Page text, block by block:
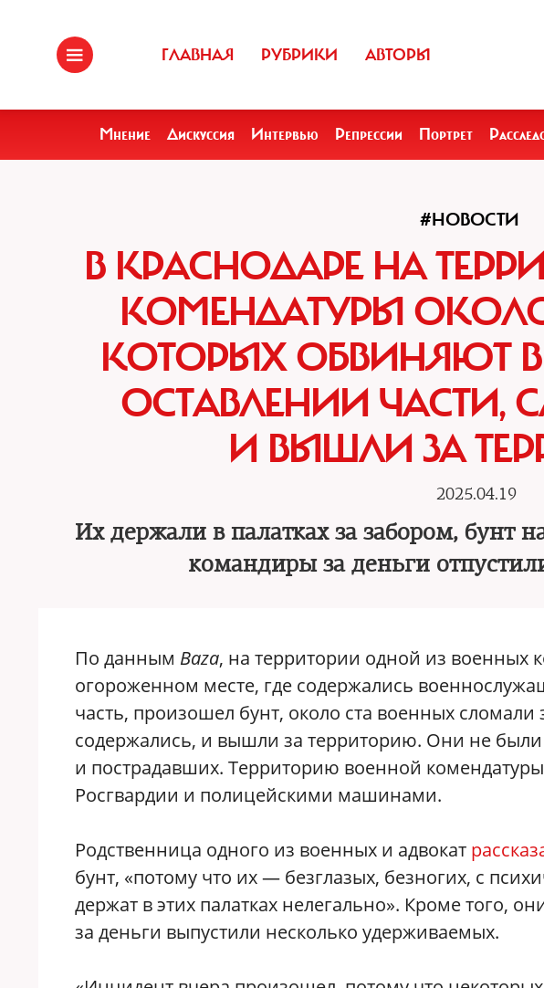
ГЛАВНАЯ РУБРИКИ АВТОРЫ
Мнение Дискуссия Интервью Репрессии Портрет
#НОВОСТИ
В КРАСНОДАРЕ НА
КОМЕНДАТУРЫ
КОТОРЫХ ОБВИНЯЮТ
ОСТАВЛЕНИИ ЧАСТИ,
И ВЫШЛИ ЗА
2025.04.19
Их держали в палатках за забором, бунт
командиры за деньги
По данным Baza, на территории одной из военных
огороженном месте, где содержались
часть, произошел бунт, около ста военных сломали
содержались, и вышли за территорию. Они не
и пострадавших. Территорию военной
Росгвардии и полицейскими машинами.
Родственница одного из военных и адвокат
бунт, «потому что их — безглазых, безногих, с
держат в этих палатках нелегально». Кроме того,
за деньги выпустили несколько удерживаемых.